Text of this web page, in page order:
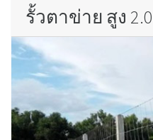
รั้วตาข่าย สูง